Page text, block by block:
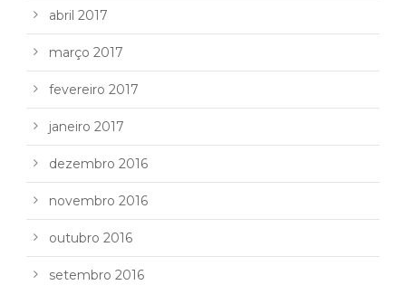
abril 2017
março 2017
fevereiro 2017
janeiro 2017
dezembro 2016
novembro 2016
outubro 2016
setembro 2016